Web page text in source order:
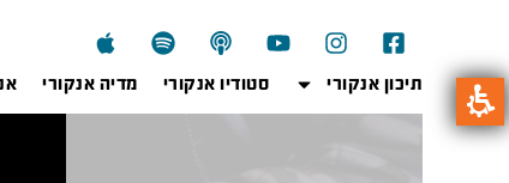
תיכון אנקורי סטודיו אנקורי מדיה אנקורי